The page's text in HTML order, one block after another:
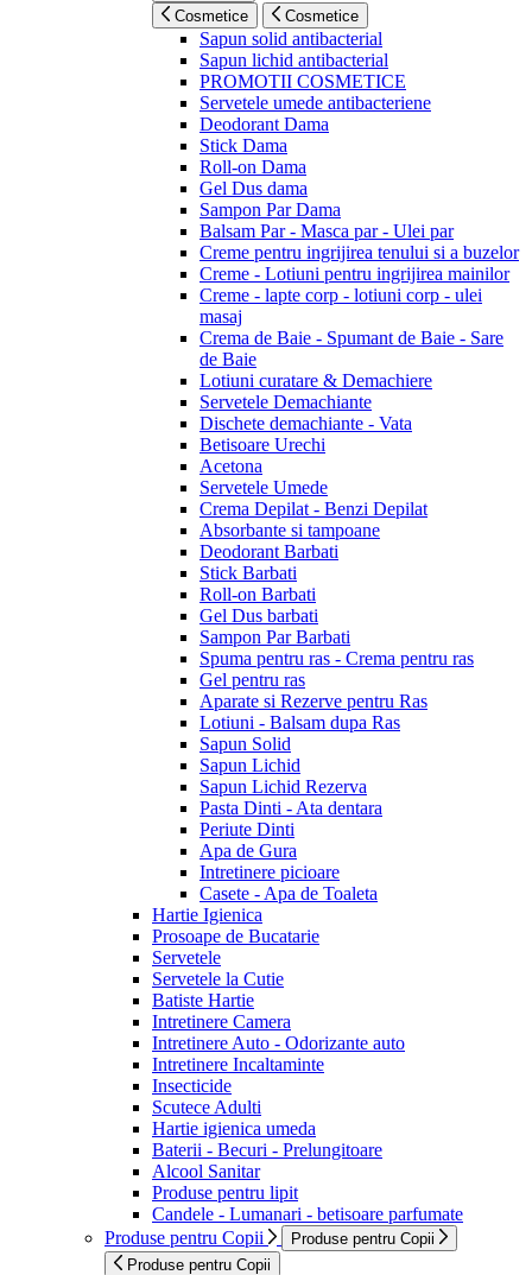
Cosmetice Cosmetice
Sapun solid antibacterial
Sapun lichid antibacterial
PROMOTII COSMETICE
Servetele umede antibacteriene
Deodorant Dama
Stick Dama
Roll-on Dama
Gel Dus dama
Sampon Par Dama
Balsam Par - Masca par - Ulei par
Creme pentru ingrijirea tenului si a buzelor
Creme - Lotiuni pentru ingrijirea mainilor
Creme - lapte corp - lotiuni corp - ulei
masaj
Crema de Baie - Spumant de Baie - Sare
de Baie
Lotiuni curatare & Demachiere
Servetele Demachiante
Dischete demachiante - Vata
Betisoare Urechi
Acetona
Servetele Umede
Crema Depilat - Benzi Depilat
Absorbante si tampoane
Deodorant Barbati
Stick Barbati
Roll-on Barbati
Gel Dus barbati
Sampon Par Barbati
Spuma pentru ras - Crema pentru ras
Gel pentru ras
Aparate si Rezerve pentru Ras
Lotiuni - Balsam dupa Ras
Sapun Solid
Sapun Lichid
Sapun Lichid Rezerva
Pasta Dinti - Ata dentara
Periute Dinti
Apa de Gura
Intretinere picioare
Casete - Apa de Toaleta
Hartie Igienica
Prosoape de Bucatarie
Servetele
Servetele la Cutie
Batiste Hartie
Intretinere Camera
Intretinere Auto - Odorizante auto
Intretinere Incaltaminte
Insecticide
Scutece Adulti
Hartie igienica umeda
Baterii - Becuri - Prelungitoare
Alcool Sanitar
Produse pentru lipit
Candele - Lumanari - betisoare parfumate
Produse pentru Copii
Produse pentru Copii
Produse pentru Copii